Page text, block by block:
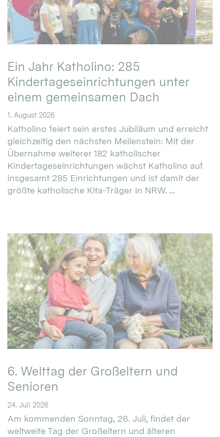
Ein Jahr Katholino: 285
Kindertageseinrichtungen unter
einem gemeinsamen Dach
1. August 2026
Katholino feiert sein erstes Jubiläum und erreicht
gleichzeitig den nächsten Meilenstein: Mit der
Übernahme weiterer 182 katholischer
Kindertageseinrichtungen wächst Katholino auf
insgesamt 285 Einrichtungen und ist damit der
größte katholische Kita-Träger in NRW. ...
6. Welttag der Großeltern und
Senioren
24. Juli 2026
Am kommenden Sonntag, 26. Juli, findet der
weltweite Tag der Großeltern und älteren